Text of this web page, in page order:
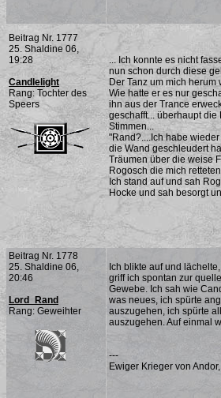
Beitrag Nr. 1777
25. Shaldine 06,
19:28
Candlelight
Rang: Tochter des
Speers
... Ich konnte es nicht
nun schon durch diese
Der Tanz um mich
Wie hatte er es nur
ihn aus der Trance
geschafft... überhaupt
Stimmen...
"Rand?....Ich habe
die Wand geschleudert
Träumen über die weise
Rogosch die mich
Ich stand auf und sah
Hocke und sah besorgt
Beitrag Nr. 1778
25. Shaldine 06,
20:46
Lord_Rand
Rang: Geweihter
Ich blikte auf und
griff ich spontan zur
Gewebe. Ich sah wie
was neues, ich spürte
auszugehen, ich spürte
auszugehen. Auf einmal
---
Ewiger Krieger von